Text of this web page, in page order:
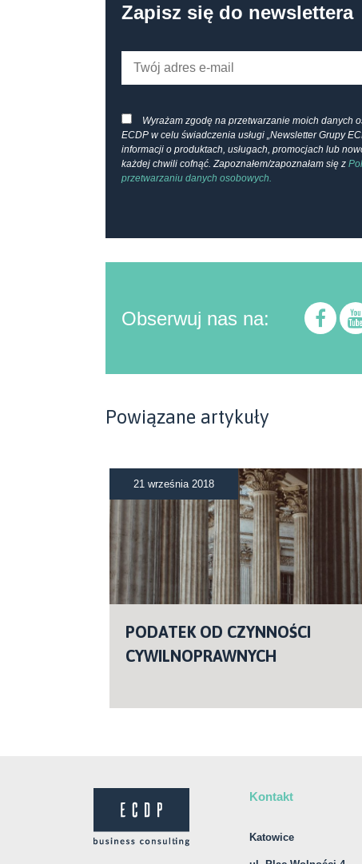
Zapisz się do newslettera
Wyrażam zgodę na przetwarzanie moich danych
ECDP w celu świadczenia usługi „Newsletter Grupy
informacji o produktach, usługach, promocjach lub
każdej chwili cofnąć. Zapoznałem/zapoznałam się z
przetwarzaniu danych osobowych.
Obserwuj nas na:
Powiązane artykuły
21 września 2018
PODATEK OD CZYNNOŚCI
CYWILNOPRAWNYCH
Kontakt
Katowice